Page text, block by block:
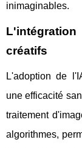
inimaginables.
créatifs
L'adoption de
une efficacité
traitement
algorithmes,